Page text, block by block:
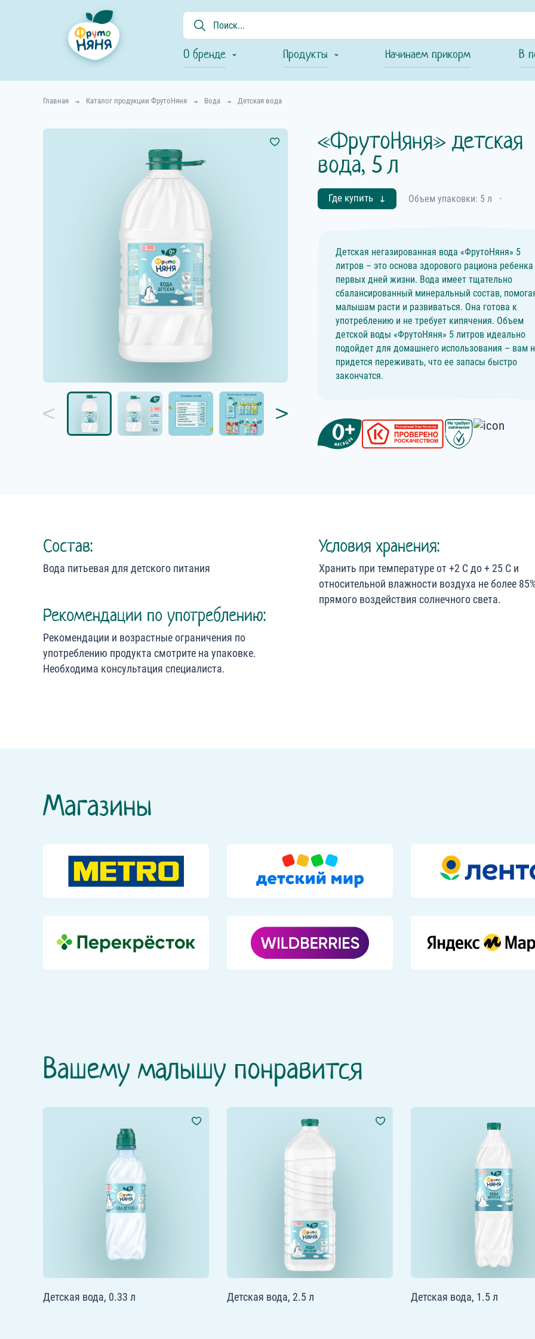
О бренде Продукты Начинаем прикорм В
Главная Каталог продукции ФрутоНяня Вода Детская вода
«ФрутоНяня» детская
вода, 5 л
Где купить Объем упаковки: 5 л ⋅
Детская негазированная вода «ФрутоНяня» 5
литров – это основа здорового рациона ребенка
первых дней жизни. Вода имеет тщательно
сбалансированный минеральный состав,
малышам расти и развиваться. Она готова к
употреблению и не требует кипячения. Объем
детской воды «ФрутоНяня» 5 литров идеально
подойдет для домашнего использования – вам
придется переживать, что ее запасы быстро
закончатся.
Состав:
Вода питьевая для детского питания
Рекомендации по употреблению:
Рекомендации и возрастные ограничения по
употреблению продукта смотрите на упаковке.
Необходима консультация специалиста.
Условия хранения:
Хранить при температуре от +2 С до + 25 С и
относительной влажности воздуха не более
прямого воздействия солнечного света.
Магазины
Вашему малышу понравится
Детская вода, 0.33 л Детская вода, 2.5 л Детская вода, 1.5 л